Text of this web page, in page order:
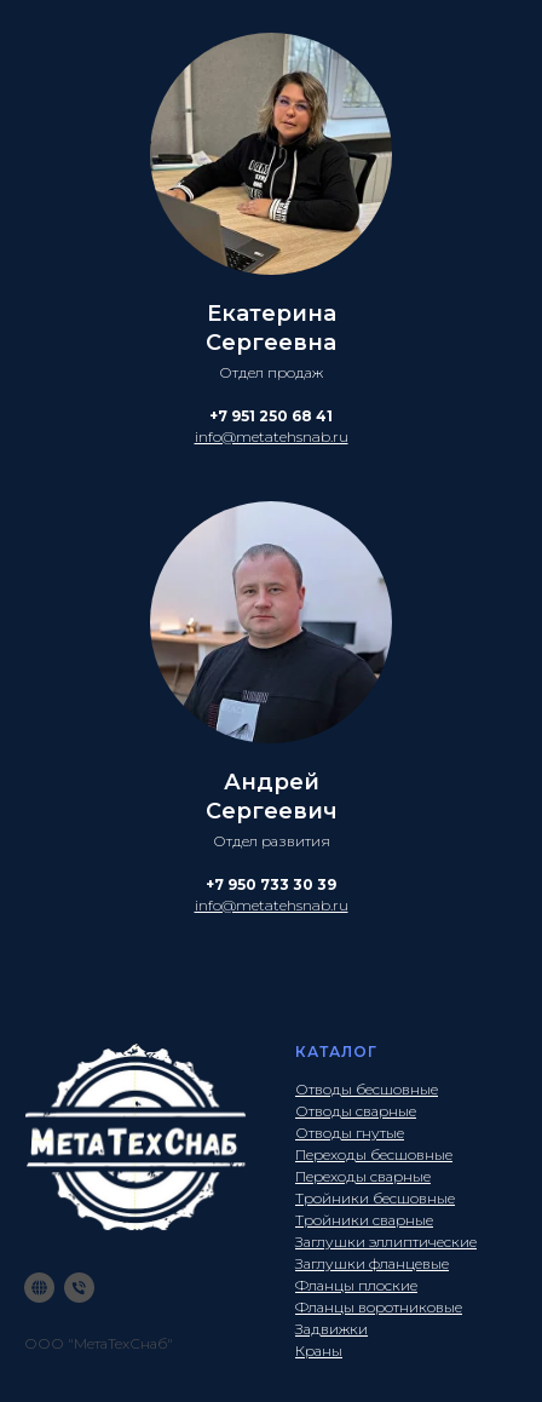
Екатерина
Сергеевна
Отдел продаж
+7 951 250 68 41
info@metatehsnab.ru
Андрей
Сергеевич
Отдел развития
+7 950 733 30 39
info@metatehsnab.ru
ООО "МетаТехСнаб"
КАТАЛОГ
Отводы бесшовные
Отводы сварные
Отводы гнутые
Переходы бесшовные
Переходы сварные
Тройники бесшовные
Тройники сварные
Заглушки эллиптические
Заглушки фланцевые
Фланцы плоские
Фланцы воротниковые
Задвижки
Краны